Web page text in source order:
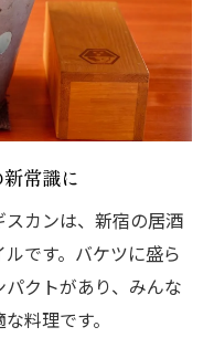
常識に
カンは、新宿の居酒
です。バケツに盛ら
クトがあり、みんな
料理です。